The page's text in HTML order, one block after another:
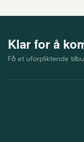
Klar for å
Få et uforpliktende